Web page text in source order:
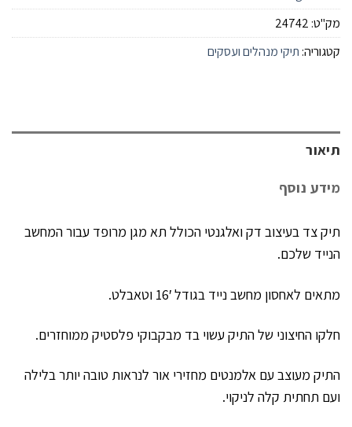
מק"ט: 24742
קטגוריה: תיקי מנהלים ועסקים
תיאור
מידע נוסף
תיק צד בעיצוב דק ואלגנטי הכולל תא מגן מרופד עבור המחשב
הנייד שלכם.
מתאים לאחסון מחשב נייד בגודל 16′ וטאבלט.
חלקו החיצוני של התיק עשוי בד מבקבוקי פלסטיק ממוחזרים.
התיק מעוצב עם אלמנטים מחזירי אור לנראות טובה יותר בלילה
ועם תחתית קלה לניקוי.